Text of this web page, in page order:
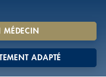
MÉDECIN
ADAPTÉ